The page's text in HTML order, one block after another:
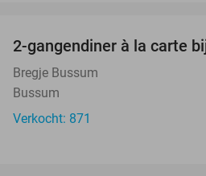
2-gangendiner à la carte
Bregje Bussum
Bussum
Verkocht: 871